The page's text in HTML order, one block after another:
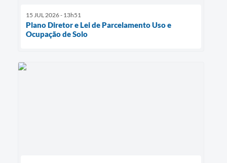
15 JUL 2026 - 13h51
Plano Diretor e Lei de Parcelamento Uso e
Ocupação de Solo